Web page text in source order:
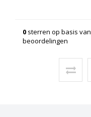
0 sterren op basis van
beoordelingen